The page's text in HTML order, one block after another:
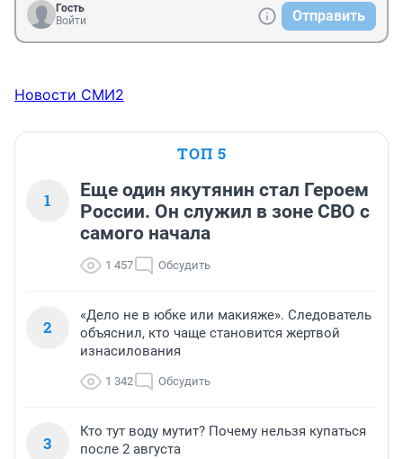
Гость
Войти
Отправить
Новости СМИ2
ТОП 5
1
Еще один якутянин стал Героем
России. Он служил в зоне СВО с
самого начала
1 457 Обсудить
2
«Дело не в юбке или макияже». Следователь
объяснил, кто чаще становится жертвой
изнасилования
1 342 Обсудить
3
Кто тут воду мутит? Почему нельзя купаться
после 2 августа